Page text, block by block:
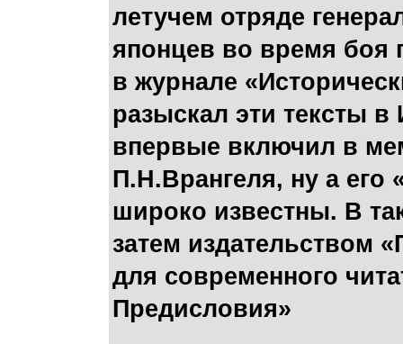
летучем отряде
японцев во время боя
в журнале
разыскал эти тексты в
впервые включил в
П.Н.Врангеля, ну а его
широко известны. В
затем издательством
для современного
Предисловия»